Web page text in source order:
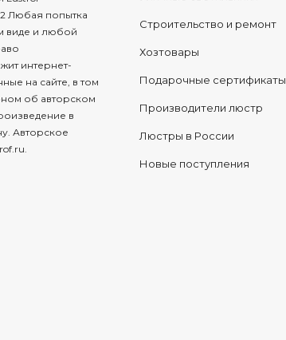
Любая попытка
виде и любой
интернет-
на сайте, в том
об авторском
в
Авторское
Строительство и ремонт
Хозтовары
Подарочные сертификаты
Производители люстр
Люстры в России
Новые поступления